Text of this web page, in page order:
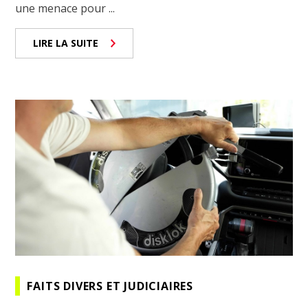
une menace pour ...
LIRE LA SUITE
FAITS DIVERS ET JUDICIAIRES